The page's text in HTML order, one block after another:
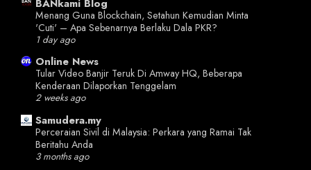
BANkami Blog
Menang Guna Blockchain, Setahun Kemudian Minta
'Cuti' – Apa Sebenarnya Berlaku Dala PKR?
1 day ago
Online News
Tular Video Banjir Teruk Di Amway HQ, Beberapa
Kenderaan Dilaporkan Tenggelam
2 weeks ago
Samudera.my
Perceraian Sivil di Malaysia: Perkara yang Ramai Tak
Beritahu Anda
3 months ago